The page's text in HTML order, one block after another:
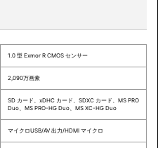
1.0 型 Exmor R CMOS センサー
2,090万画素
SD カード、xDHC カード、SDXC カード、MS PRO
Duo、MS PRO-HG Duo、MS XC-HG Duo
マイクロUSB/AV 出力/HDMI マイクロ